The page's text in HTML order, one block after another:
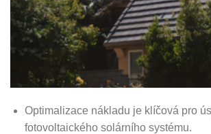
Optimalizace nákladu je klíčová pro
fotovoltaického solárního systému.